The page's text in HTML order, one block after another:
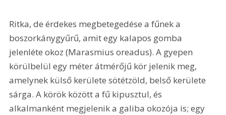
Ritka, de érdekes megbetegedése a fűnek a
boszorkánygyűrű, amit egy kalapos gomba
jelenléte okoz (Marasmius oreadus). A gyepen
körülbelül egy méter átmérőjű kör jelenik meg,
amelynek külső kerülete sötétzöld, belső kerülete
sárga. A körök között a fű kipusztul, és
alkalmanként megjelenik a galiba okozója is; egy